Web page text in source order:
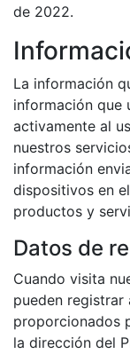
de 2022.
La información
información que
activamente al
nuestros
información
dispositivos en
productos y
Datos de
Cuando visita
pueden
proporcionados
la dirección del